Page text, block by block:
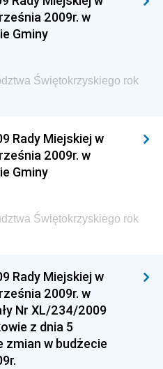
Administracji,
Środowiska
Administracji i
L
Przemysłu
Rolnictwa i
Rodziny, Pracy i Polityki
Rozwoju
Infrastruktury i
Gospodarki Morskiej i
2009r. w
Gminy
Świętokrzyskiego rok
Rady Miejskiej w
2009r. w
Gminy
Świętokrzyskiego rok
Rady Miejskiej w
2009r. w
Nr XL/234/2009
z dnia 5
zmian w budżecie